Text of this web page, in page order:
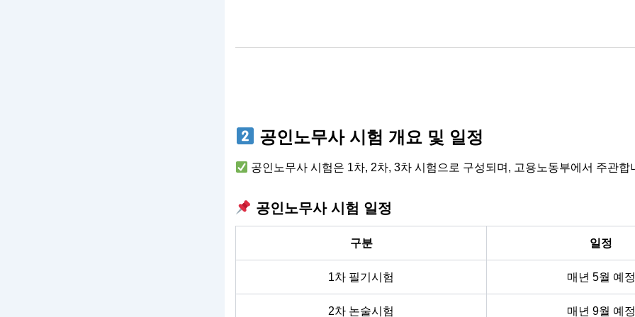
공인노무사 시험 개요 및 일정
공인노무사 시험은 1차, 2차, 3차 시험으로 구성되며, 고용노동부에서 주관합
공인노무사 시험 일정
구분 일정
1차 필기시험 매년 5월 예정
2차 논술시험 매년 9월 예정